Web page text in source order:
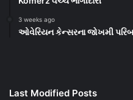
3 weeks ago
ઓવેરિયન કેન્સરના જોખમી
Last Modified Posts